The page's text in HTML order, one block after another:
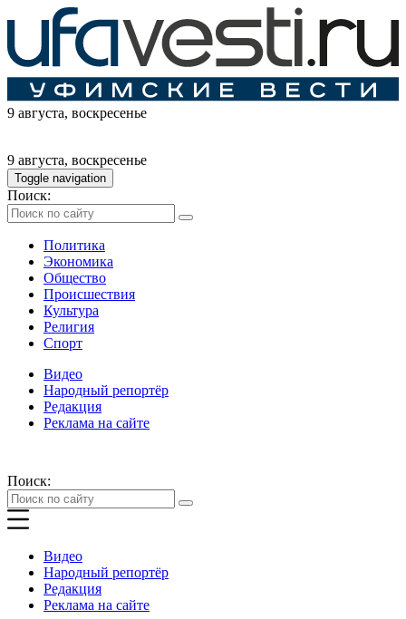
9 августа, воскресенье
9 августа, воскресенье
Toggle navigation
Поиск:
Политика
Экономика
Общество
Происшествия
Культура
Религия
Спорт
Видео
Народный репортёр
Редакция
Реклама на сайте
Поиск:
Видео
Народный репортёр
Редакция
Реклама на сайте